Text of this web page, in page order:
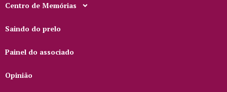
Centro de Memórias
Saindo do prelo
Painel do associado
Opinião